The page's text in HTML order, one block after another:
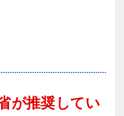
が推奨してい